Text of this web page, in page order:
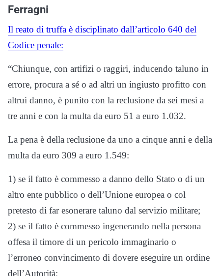
Ferragni
Il reato di truffa è disciplinato dall’articolo 640 del
Codice penale:
“Chiunque, con artifizi o raggiri, inducendo taluno in
errore, procura a sé o ad altri un ingiusto profitto con
altrui danno, è punito con la reclusione da sei mesi a
tre anni e con la multa da euro 51 a euro 1.032.
La pena è della reclusione da uno a cinque anni e della
multa da euro 309 a euro 1.549:
1) se il fatto è commesso a danno dello Stato o di un
altro ente pubblico o dell’Unione europea o col
pretesto di far esonerare taluno dal servizio militare;
2) se il fatto è commesso ingenerando nella persona
offesa il timore di un pericolo immaginario o
l’erroneo convincimento di dovere eseguire un ordine
dell’Autorità;